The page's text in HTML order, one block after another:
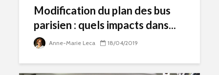
Modification du plan des bus
parisien : quels impacts dans...
Anne-Marie Leca 18/04/2019